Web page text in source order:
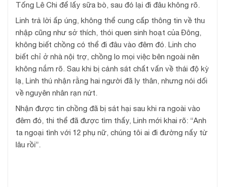
Tống Lê Chi để lấy sữa bò, sau đó lại đi đâu không rõ.
Linh trả lời ấp úng, không thể cung cấp thông tin về thu
nhập cũng như sở thích, thói quen sinh hoạt của Đông,
không biết chồng có thể đi đâu vào đêm đó. Linh cho
biết chỉ ở nhà nội trợ, chồng lo mọi việc bên ngoài nên
không nắm rõ. Sau khi bị cảnh sát chất vấn về thái độ kỳ
lạ, Linh thú nhận rằng hai người đã ly thân, nhưng nói dối
về nguyên nhân rạn nứt.
Nhận được tin chồng đã bị sát hại sau khi ra ngoài vào
đêm đó, thi thể đã được tìm thấy, Linh mới khai rõ: “Anh
ta ngoại tình với 12 phụ nữ, chúng tôi ai đi đường nấy từ
lâu rồi”.